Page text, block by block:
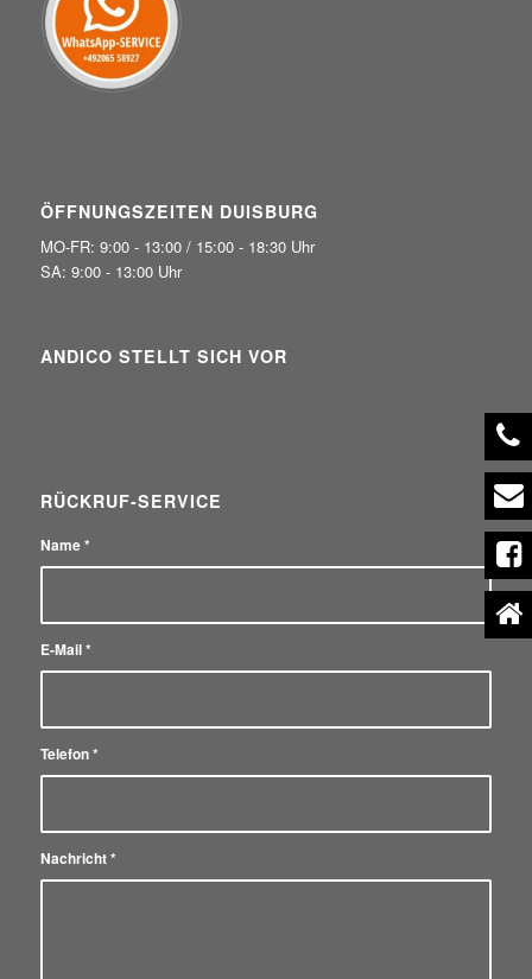
ÖFFNUNGSZEITEN DUISBURG
MO-FR: 9:00 - 13:00 / 15:00 - 18:30 Uhr
SA: 9:00 - 13:00 Uhr
ANDICO STELLT SICH VOR
RÜCKRUF-SERVICE
Name*
E-Mail*
Telefon*
Nachricht*